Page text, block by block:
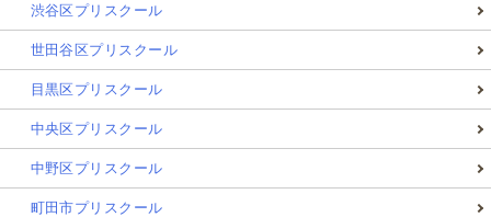
渋谷区プリスクール
世田谷区プリスクール
目黒区プリスクール
中央区プリスクール
中野区プリスクール
町田市プリスクール